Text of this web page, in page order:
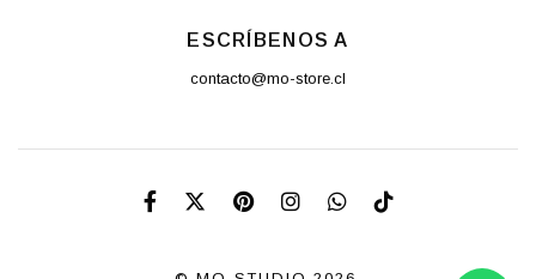
ESCRÍBENOS A
contacto@mo-store.cl